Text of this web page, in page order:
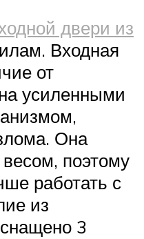
двери из
Входная
от
усиленными
Она
поэтому
работать с
из
3